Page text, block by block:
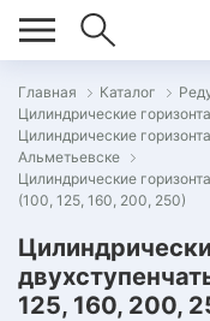
Главная Каталог
Цилиндрические
Цилиндрические
Альметьевске
Цилиндрические
(100, 125, 160, 200, 250)
125, 160, 200,